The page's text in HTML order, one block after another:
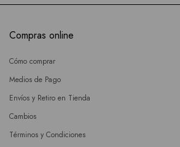
Compras online
Cómo comprar
Medios de Pago
Envíos y Retiro en Tienda
Cambios
Términos y Condiciones